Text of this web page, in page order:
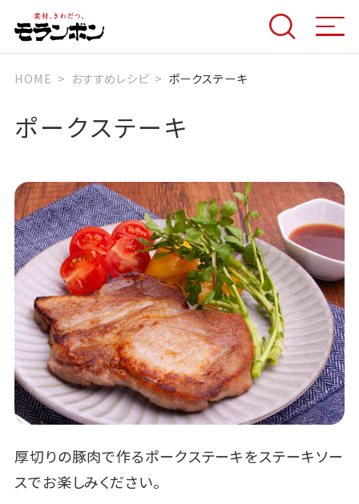
HOME おすすめレシピ ポークステーキ
ポークステーキ
厚切りの豚肉で作るポークステーキをステーキソー
スでお楽しみください。